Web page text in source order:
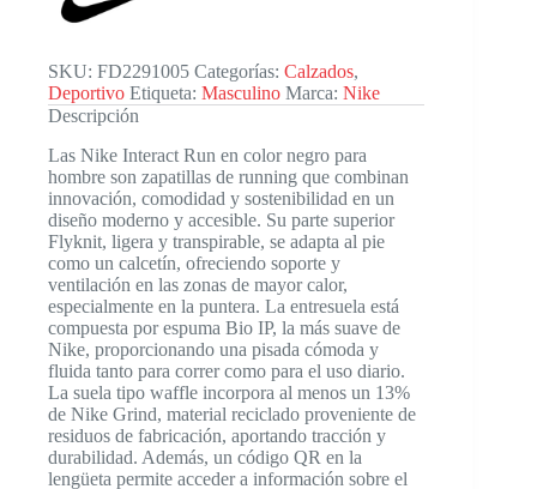
SKU: FD2291005 Categorías: Calzados,
Deportivo Etiqueta: Masculino Marca: Nike
Descripción
Las Nike Interact Run en color negro para
hombre son zapatillas de running que combinan
innovación, comodidad y sostenibilidad en un
diseño moderno y accesible. Su parte superior
Flyknit, ligera y transpirable, se adapta al pie
como un calcetín, ofreciendo soporte y
ventilación en las zonas de mayor calor,
especialmente en la puntera. La entresuela está
compuesta por espuma Bio IP, la más suave de
Nike, proporcionando una pisada cómoda y
fluida tanto para correr como para el uso diario.
La suela tipo waffle incorpora al menos un 13%
de Nike Grind, material reciclado proveniente de
residuos de fabricación, aportando tracción y
durabilidad. Además, un código QR en la
lengüeta permite acceder a información sobre el